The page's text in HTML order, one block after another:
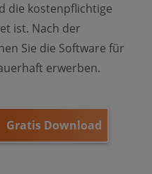
die kostenpflichtige
ist. Nach der
Sie die Software für
erwerben.
Gratis Download